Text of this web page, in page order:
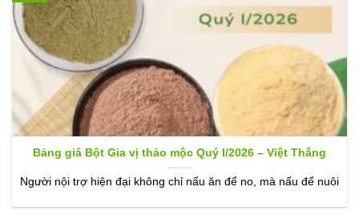
Bảng giá Bột Gia vị thảo mộc Quý I/2026 – Việt Thắng
Người nội trợ hiện đại không chỉ nấu ăn để no, mà nấu để nuôi